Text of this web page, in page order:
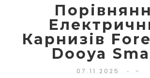
Карнизів
Dooya
07.11.2025 - -